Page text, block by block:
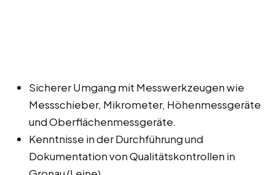
Sicherer Umgang mit Messwerkzeugen wie
Messschieber, Mikrometer, Höhenmessgeräte
und Oberflächenmessgeräte.
Kenntnisse in der Durchführung und
Dokumentation von Qualitätskontrollen in